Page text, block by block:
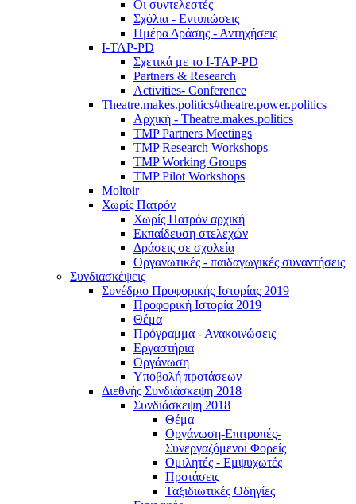
Οι συντελεστές
Σχόλια - Εντυπώσεις
Ημέρα Δράσης - Αντηχήσεις
I-TAP-PD
Σχετικά με το I-TAP-PD
Partners & Research
Activities- Conference
Theatre.makes.politics#theatre.power.politics
Αρχική - Theatre.makes.politics
TMP Partners Meetings
TMP Research Workshops
TMP Working Groups
TMP Pilot Workshops
Moltoir
Χωρίς Πατρόν
Χωρίς Πατρόν αρχική
Εκπαίδευση στελεχών
Δράσεις σε σχολεία
Οργανωτικές - παιδαγωγικές συναντήσεις
Συνδιασκέψεις
Συνέδριο Προφορικής Ιστορίας 2019
Προφορική Ιστορία 2019
Θέμα
Πρόγραμμα - Ανακοινώσεις
Εργαστήρια
Οργάνωση
Υποβολή προτάσεων
Διεθνής Συνδιάσκεψη 2018
Συνδιάσκεψη 2018
Θέμα
Οργάνωση-Επιτροπές-
Συνεργαζόμενοι Φορείς
Ομιλητές - Εμψυχωτές
Προτάσεις
Ταξιδιωτικές Οδηγίες